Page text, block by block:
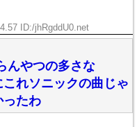
ID:/jhRgddU0.net
んやつの多さな
れソニックの曲じゃ
ったわ